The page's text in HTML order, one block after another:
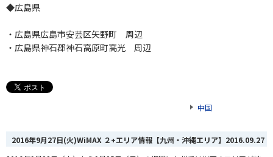
◆広島県
・広島県広島市安芸区矢野町 周辺
・広島県神石郡神石高原町高光 周辺
中国
2016年9月27日(火)WiMAX ２+エリア情報【九州・沖縄エリア】 2016.09.27